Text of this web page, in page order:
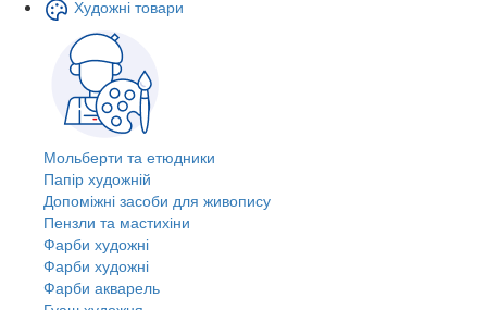
Художні товари
Мольберти та етюдники
Папір художній
Допоміжні засоби для живопису
Пензли та мастихіни
Фарби художні
Фарби художні
Фарби акварель